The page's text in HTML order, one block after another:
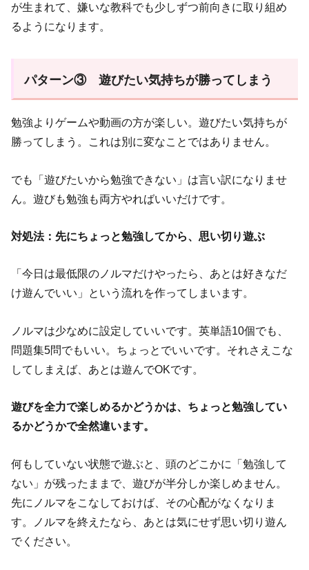
が生まれて、嫌いな教科でも少しずつ前向きに取り組め
るようになります。
パターン③ 遊びたい気持ちが勝ってしまう
勉強よりゲームや動画の方が楽しい。遊びたい気持ちが
勝ってしまう。これは別に変なことではありません。
でも「遊びたいから勉強できない」は言い訳になりませ
ん。遊びも勉強も両方やればいいだけです。
対処法：先にちょっと勉強してから、思い切り遊ぶ
「今日は最低限のノルマだけやったら、あとは好きなだ
け遊んでいい」という流れを作ってしまいます。
ノルマは少なめに設定していいです。英単語10個でも、
問題集5問でもいい。ちょっとでいいです。それさえこな
してしまえば、あとは遊んでOKです。
遊びを全力で楽しめるかどうかは、ちょっと勉強してい
るかどうかで全然違います。
何もしていない状態で遊ぶと、頭のどこかに「勉強して
ない」が残ったままで、遊びが半分しか楽しめません。
先にノルマをこなしておけば、その心配がなくなりま
す。ノルマを終えたなら、あとは気にせず思い切り遊ん
でください。